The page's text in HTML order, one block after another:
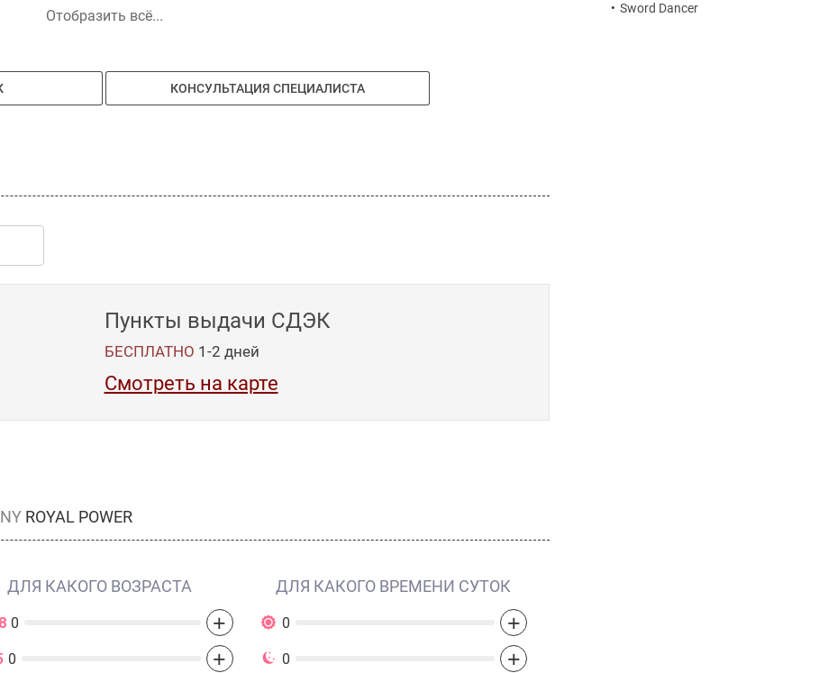
Отобразить всё...
КОНСУЛЬТАЦИЯ СПЕЦИАЛИСТА
Пункты выдачи СДЭК
БЕСПЛАТНО 1-2 дней
Смотреть на карте
ROYAL POWER
ДЛЯ КАКОГО ВОЗРАСТА
0 +
0 +
ДЛЯ КАКОГО ВРЕМЕНИ СУТОК
0 +
0 +
• Sword Dancer